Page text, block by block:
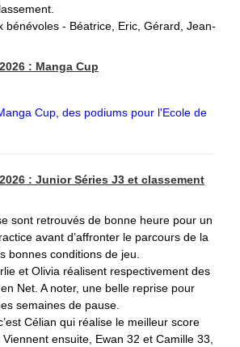
bénévoles - Béatrice, Eric, Gérard, Jean-
: Manga Cup
Cup, des podiums pour l'Ecole de
: Junior Séries J3 et classement
sont retrouvés de bonne heure pour un
avant d’affronter le parcours de la
bonnes conditions de jeu.
et Olivia réalisent respectivement des
Net. A noter, une belle reprise pour
semaines de pause.
Célian qui réalise le meilleur score
ensuite, Ewan 32 et Camille 33,